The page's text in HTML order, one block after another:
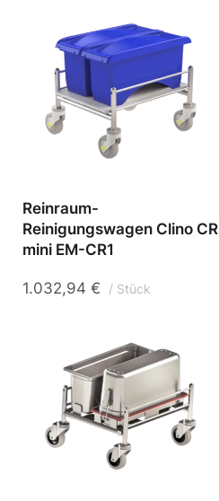
Reinraum-
Reinigungswagen Clino CR
mini EM-CR1
1.032,94 € Stück